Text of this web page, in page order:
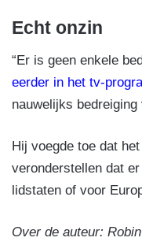
Echt onzin
“Er is geen enkele
eerder in het tv-
nauwelijks bedreiging
Hij voegde toe dat het
veronderstellen dat
lidstaten of voor
Over de auteur: